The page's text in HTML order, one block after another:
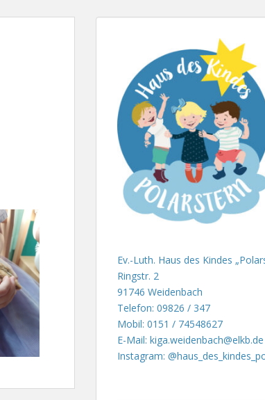
Ev.-Luth. Haus des Kindes
Ringstr. 2
91746 Weidenbach
Telefon: 09826 / 347
Mobil: 0151 / 74548627
E-Mail: kiga.weidenbach@elkb.de
Instagram: